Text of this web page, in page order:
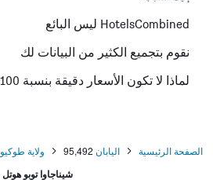
HotelsCombined ليس البائع
نقوم بتجميع الكثير من البيانات لك
لماذا لا تكون الأسعار دقيقة بنسبة 100٪؟
الصفحة الرئيسية اليابان 95,492 ولاية طوكيو
شيناجاوا توبو هوتل